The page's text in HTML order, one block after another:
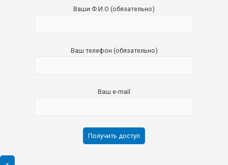
Ваши Ф.И.О (обязательно)
Ваш телефон (обязательно)
Ваш e-mail